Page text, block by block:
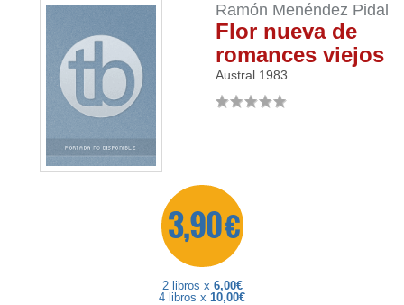
Ramón Menéndez Pidal
Flor nueva de
romances viejos
Austral 1983
3,90 €
2 libros x 6,00€
4 libros x 10,00€